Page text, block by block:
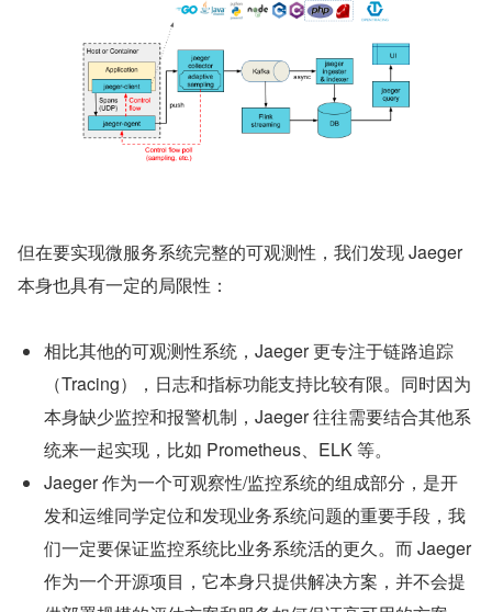
但在要实现微服务系统完整的可观测性，我们发现 Jaeger
本身也具有一定的局限性：
相比其他的可观测性系统，Jaeger 更专注于链路追踪
（Tracing），日志和指标功能支持比较有限。同时因为
本身缺少监控和报警机制，Jaeger 往往需要结合其他系
统来一起实现，比如 Prometheus、ELK 等。
Jaeger 作为一个可观察性/监控系统的组成部分，是开
发和运维同学定位和发现业务系统问题的重要手段，我
们一定要保证监控系统比业务系统活的更久。而 Jaeger
作为一个开源项目，它本身只提供解决方案，并不会提